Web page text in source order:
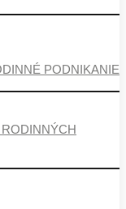
PODNIKANIE